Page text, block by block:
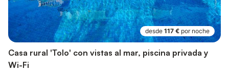
desde 117 € por noche
Casa rural 'Tolo' con vistas al mar, piscina privada y
Wi-Fi